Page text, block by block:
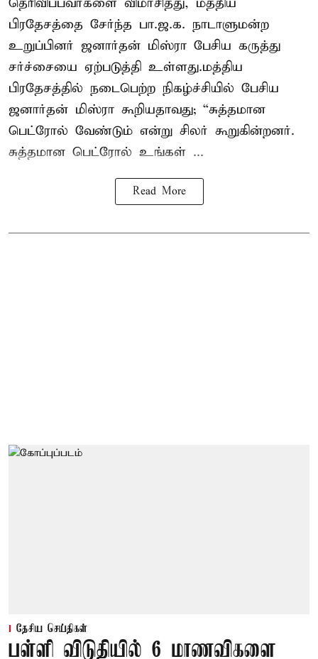
தெரிவிப்பவர்களை விமர்சித்து, மத்திய
பிரதேசத்தை சேர்ந்த பா.ஜ.க. நாடாளுமன்ற
உறுப்பினர் ஜனார்தன் மிஸ்ரா பேசிய கருத்து
சர்ச்சையை ஏற்படுத்தி உள்ளது.மத்திய
பிரதேசத்தில் நடைபெற்ற நிகழ்ச்சியில் பேசிய
ஜனார்தன் மிஸ்ரா கூறியதாவது; “சுத்தமான
பெட்ரோல் வேண்டும் என்று சிலர் கூறுகின்றனர்.
சுத்தமான பெட்ரோல் உங்கள் ...
Read More
தேசிய செய்திகள்
பள்ளி விடுதியில் 6 மாணவிகளை